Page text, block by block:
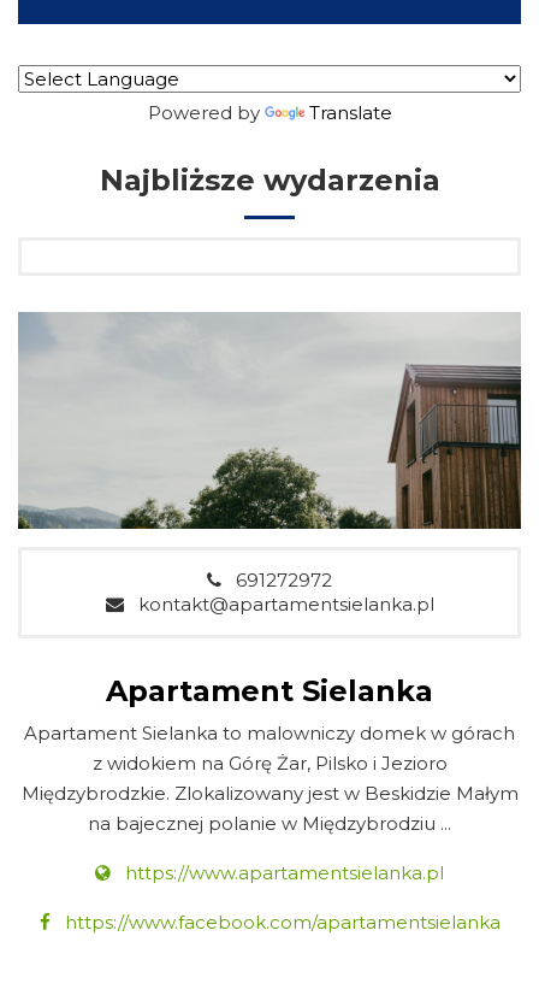
Powered by Translate
Najbliższe wydarzenia
691272972
kontakt@apartamentsielanka.pl
Apartament Sielanka
Apartament Sielanka to malowniczy domek w górach
z widokiem na Górę Żar, Pilsko i Jezioro
Międzybrodzkie. Zlokalizowany jest w Beskidzie Małym
na bajecznej polanie w Międzybrodziu ...
https://www.apartamentsielanka.pl
https://www.facebook.com/apartamentsielanka